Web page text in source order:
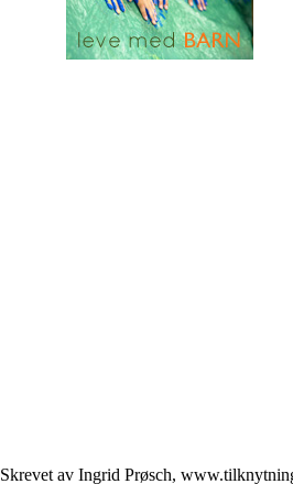
Skrevet av Ingrid Prøsch,